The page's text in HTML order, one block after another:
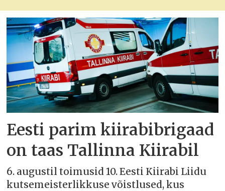
Eesti parim kiirabibrigaad
on taas Tallinna Kiirabil
6. augustil toimusid 10. Eesti Kiirabi Liidu
kutsemeisterlikkuse võistlused, kus